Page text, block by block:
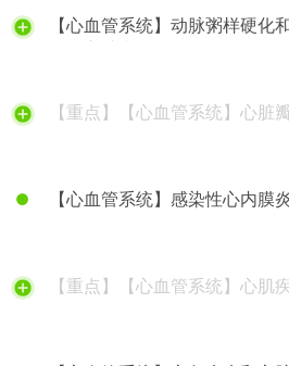
【心血管系统】动脉粥样硬化
【重点】【心血管系统】心脏
【心血管系统】感染性心内膜
【重点】【心血管系统】心肌